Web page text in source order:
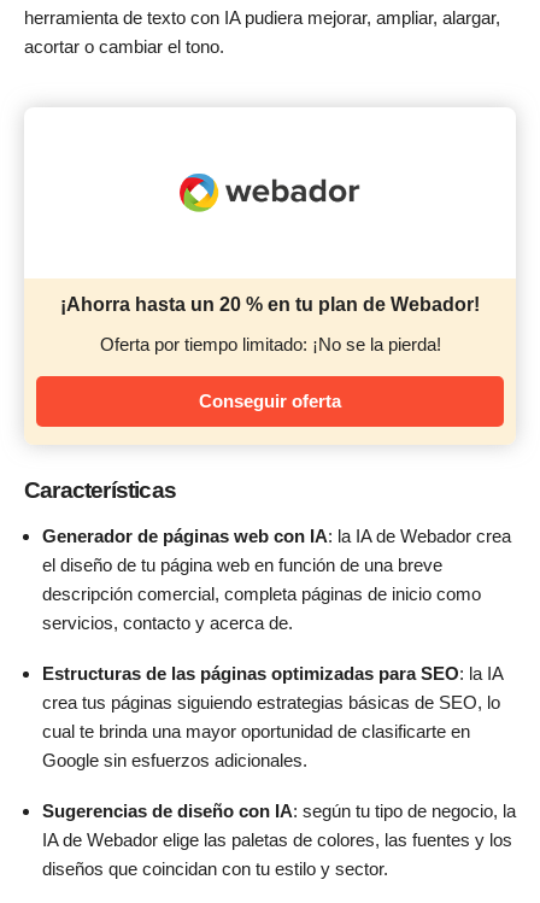
herramienta de texto con IA pudiera mejorar, ampliar, alargar,
acortar o cambiar el tono.
¡Ahorra hasta un 20 % en tu plan de Webador!
Oferta por tiempo limitado: ¡No se la pierda!
Conseguir oferta
Características
Generador de páginas web con IA: la IA de Webador crea
el diseño de tu página web en función de una breve
descripción comercial, completa páginas de inicio como
servicios, contacto y acerca de.
Estructuras de las páginas optimizadas para SEO: la IA
crea tus páginas siguiendo estrategias básicas de SEO, lo
cual te brinda una mayor oportunidad de clasificarte en
Google sin esfuerzos adicionales.
Sugerencias de diseño con IA: según tu tipo de negocio, la
IA de Webador elige las paletas de colores, las fuentes y los
diseños que coincidan con tu estilo y sector.